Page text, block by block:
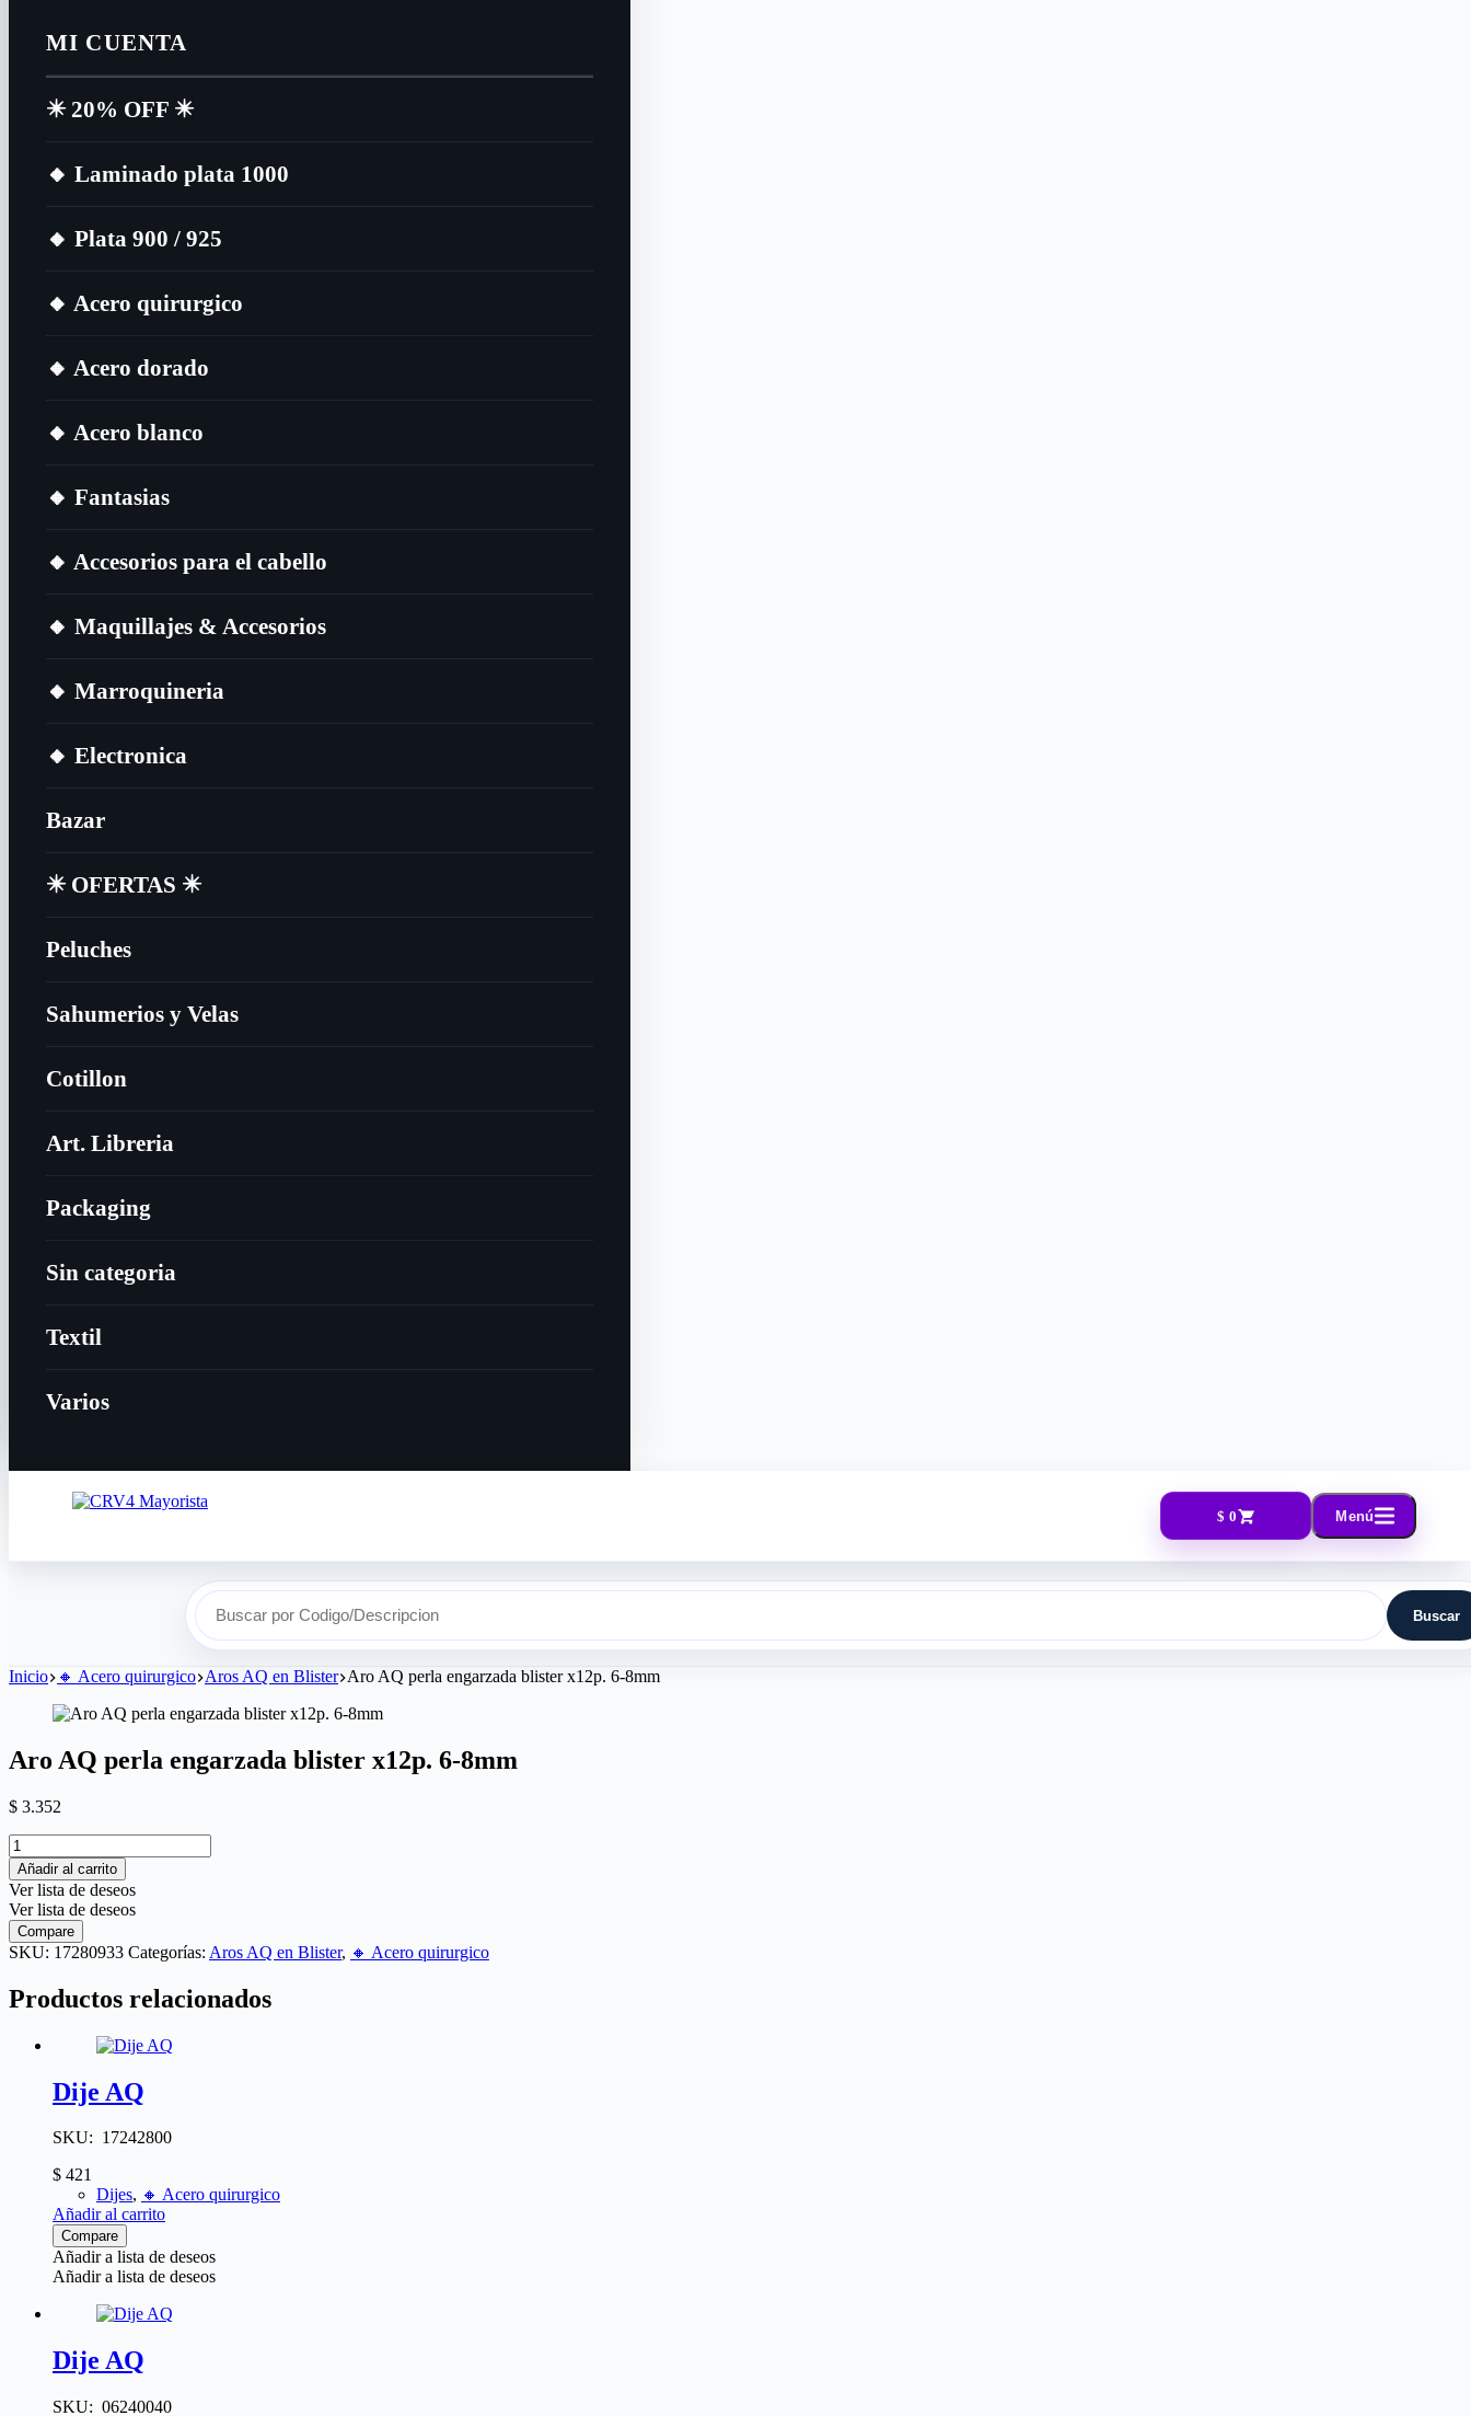
MI CUENTA
✴️​ 20% OFF ✴️​
🔸​ Laminado plata 1000
🔸​ Plata 900 / 925
🔸​ Acero quirurgico
🔸​ Acero dorado
🔸​ Acero blanco
🔸​ Fantasias
🔸​ Accesorios para el cabello
🔸​ Maquillajes & Accesorios
🔸​ Marroquineria
🔸​ Electronica
Bazar
✴️​ OFERTAS ✴️​
Peluches
Sahumerios y Velas
Cotillon
Art. Libreria
Packaging
Sin categoria
Textil
Varios
$ 0 Menú
Buscar por Codigo/Descripcion Buscar
Inicio 🔸​ Acero quirurgico Aros AQ en Blister Aro AQ perla engarzada blister x12p. 6-8mm
Aro AQ perla engarzada blister x12p. 6-8mm
$ 3.352
Añadir al carrito
Ver lista de deseos
Ver lista de deseos
Compare
SKU: 17280933 Categorías: Aros AQ en Blister, 🔸​ Acero quirurgico
Productos relacionados
Dije AQ
SKU: 17242800
$ 421
Dijes, 🔸​ Acero quirurgico
Añadir al carrito
Compare
Añadir a lista de deseos
Añadir a lista de deseos
Dije AQ
SKU: 06240040